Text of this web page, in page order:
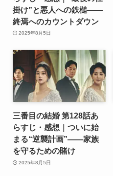
掛け”と悪人への鉄槌――
終焉へのカウントダウン
2025年8月5日
三番目の結婚 第128話あ
らすじ・感想｜ついに始
まる“逆襲計画”――家族
を守るための賭け
2025年8月5日